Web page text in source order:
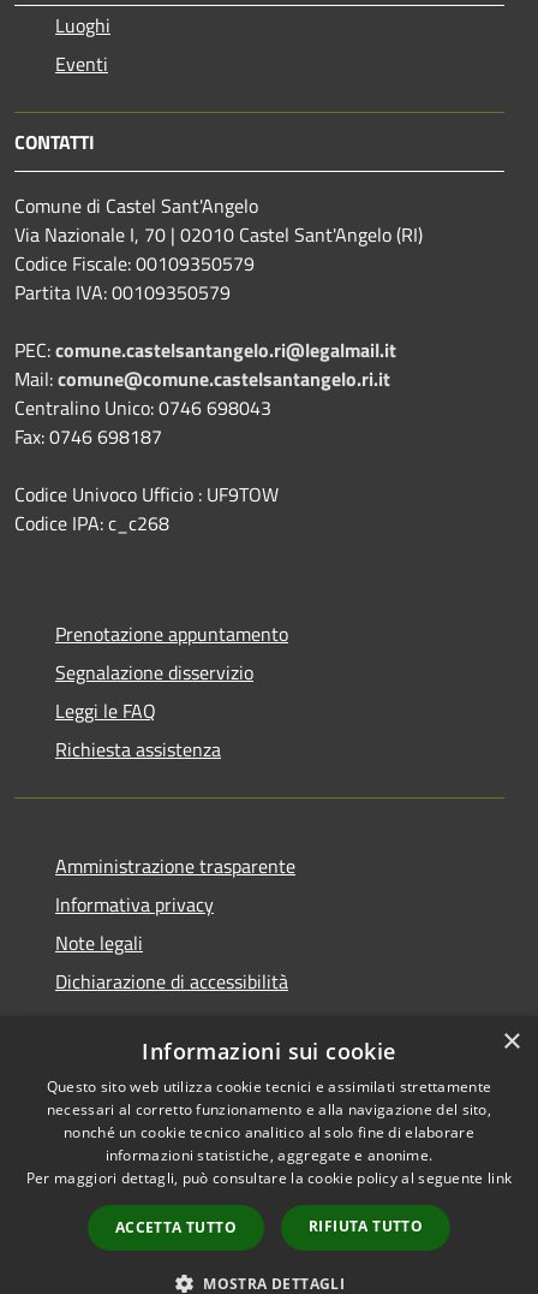
Luoghi
Eventi
CONTATTI
Comune di Castel Sant'Angelo
Via Nazionale I, 70 | 02010 Castel Sant'Angelo (RI)
Codice Fiscale: 00109350579
Partita IVA: 00109350579
PEC:comune.castelsantangelo.ri@legalmail.it
Mail:comune@comune.castelsantangelo.ri.it
Centralino Unico: 0746 698043
Fax: 0746 698187
Codice Univoco Ufficio : UF9TOW
Codice IPA: c_c268
Prenotazione appuntamento
Segnalazione disservizio
Leggi le FAQ
Richiesta assistenza
Amministrazione trasparente
Informativa privacy
Note legali
Dichiarazione di accessibilità
RSS
Accessibilità
Cookie
Mappa del sito
Extranet
Copyright © 2026 • Comune di
Castel Sant'Angelo • Powered
byMunicipium•
redazione
×
Informazioni sui cookie
Questo sito web utilizza cookie tecnici e assimilati strettamente
necessari al corretto funzionamento e alla navigazione del sito,
nonché un cookie tecnico analitico al solo fine di elaborare
informazioni statistiche, aggregate e anonime.
Per maggiori dettagli, può consultare la cookie policy al seguente link
ACCETTA TUTTO RIFIUTA TUTTO
MOSTRA DETTAGLI